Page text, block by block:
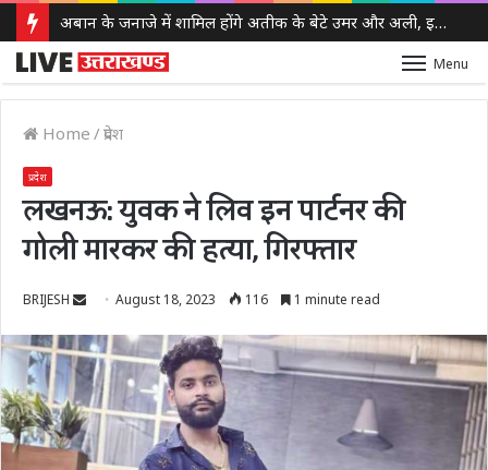
अबान के जनाजे में शामिल होंगे अतीक के बेटे उमर और अली, इलाहाबाद हाईकोर्ट ने दी पैरोल
Menu
Home /प्रदेश
प्रदेश
लखनऊ: युवक ने लिव इन पार्टनर की
गोली मारकर की हत्या, गिरफ्तार
BRIJESH
Send
email
August 18, 2023 116 1 minute read